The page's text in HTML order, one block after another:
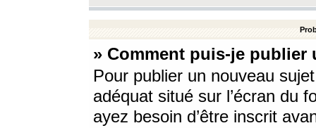
» Comment puis-je
Pour publier un nouveau
adéquat situé sur l’écran du
ayez besoin d’être inscrit